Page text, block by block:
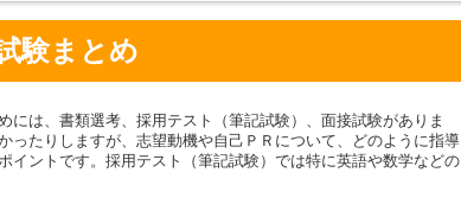
験まとめ
には、書類選考、採用テスト（筆記試験）、面接試験がありま
ったりしますが、志望動機や自己ＰＲについて、どのように指導
イントです。採用テスト（筆記試験）では特に英語や数学などの